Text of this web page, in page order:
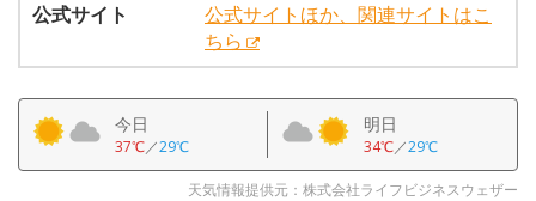
公式サイト
公式サイトほか、関連サイトはこ
ちら
今日
37℃／29℃
明日
34℃／29℃
天気情報提供元：株式会社ライフビジネスウェザー